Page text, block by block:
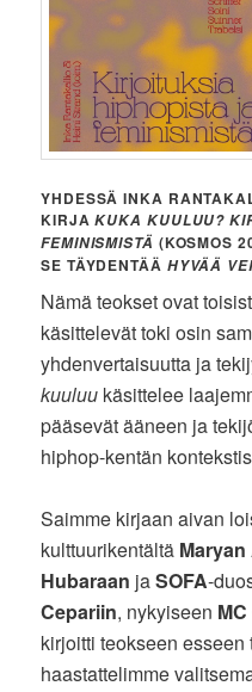
YHDESSÄ INKA
KIRJAKUKA KUULUU?
FEMINISMISTÄ (KOSMOS
SE TÄYDENTÄÄ HYVÄÄ
Nämä teokset ovat
käsittelevät toki osin
yhdenvertaisuutta ja
kuuluu käsittelee
pääsevät ääneen ja
hiphop-kentän
Saimme kirjaan aivan
kulttuurikentältä
Hubaraan jaSOFA-
Cepariin, nykyiseen
kirjoitti teokseen
haastattelimme